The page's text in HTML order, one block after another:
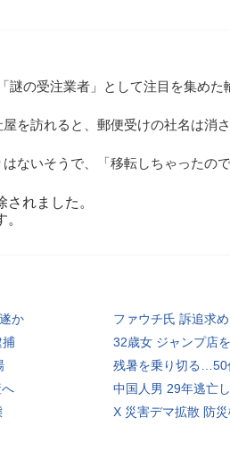
謎の受注業者」として注目を集めた
を訪れると、郵便受けの社名は消
ないそうで、「移転しちゃったの
れました。
か
ファウチ氏 訴追求
捕
32歳女 ジャンプ店
残暑を乗り切る…50
中国人男 29年逃亡
X 災害デマ拡散 防